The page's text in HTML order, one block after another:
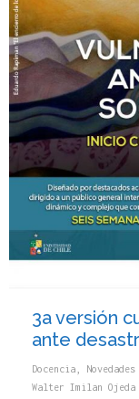
3a versión
ante
Docencia
Walter Imilan Ojeda